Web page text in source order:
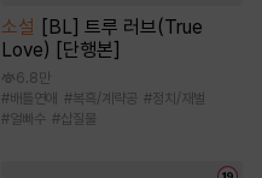
소설 [BL] 트루 러브(True
Love) [단행본]
6.8만
#배틀연애 #복흑/계략공 #정치/재벌
#얼빠수 #삽질물